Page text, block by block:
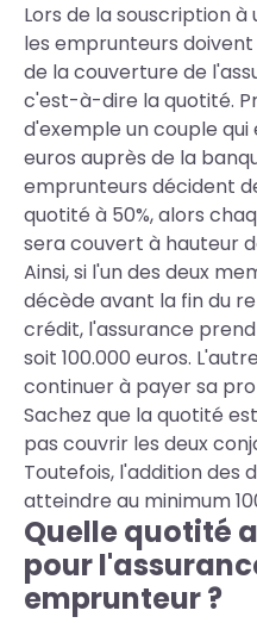
Lors de la souscription
les emprunteurs
de la couverture de
c'est-à-dire la quotité.
d'exemple un couple
euros auprès de la
emprunteurs décident
quotité à 50%, alors
sera couvert à hauteur
Ainsi, si l'un des deux
décède avant la fin du
crédit, l'assurance
soit 100.000 euros.
continuer à payer sa
Sachez que la quotité
pas couvrir les deux
Toutefois, l'addition des
atteindre au minimum
Quelle quotité
pour
emprunteur ?